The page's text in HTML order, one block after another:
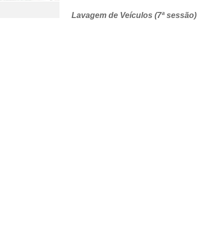
Lavagem de Veículos (7ª sessão)